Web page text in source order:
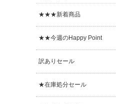
★★★新着商品
★★今週のHappy Point
訳ありセール
★在庫処分セール